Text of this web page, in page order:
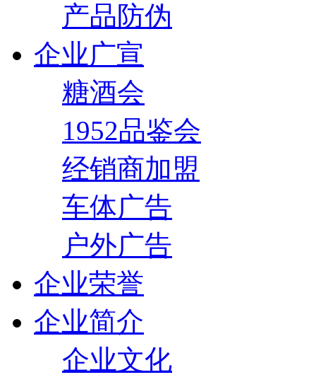
产品防伪
企业广宣
糖酒会
1952品鉴会
经销商加盟
车体广告
户外广告
企业荣誉
企业简介
企业文化